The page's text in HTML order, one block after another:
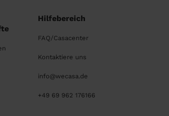
Hilfebereich
FAQ/Casacenter
Kontaktiere uns
info@wecasa.de
+49 69 962 176166